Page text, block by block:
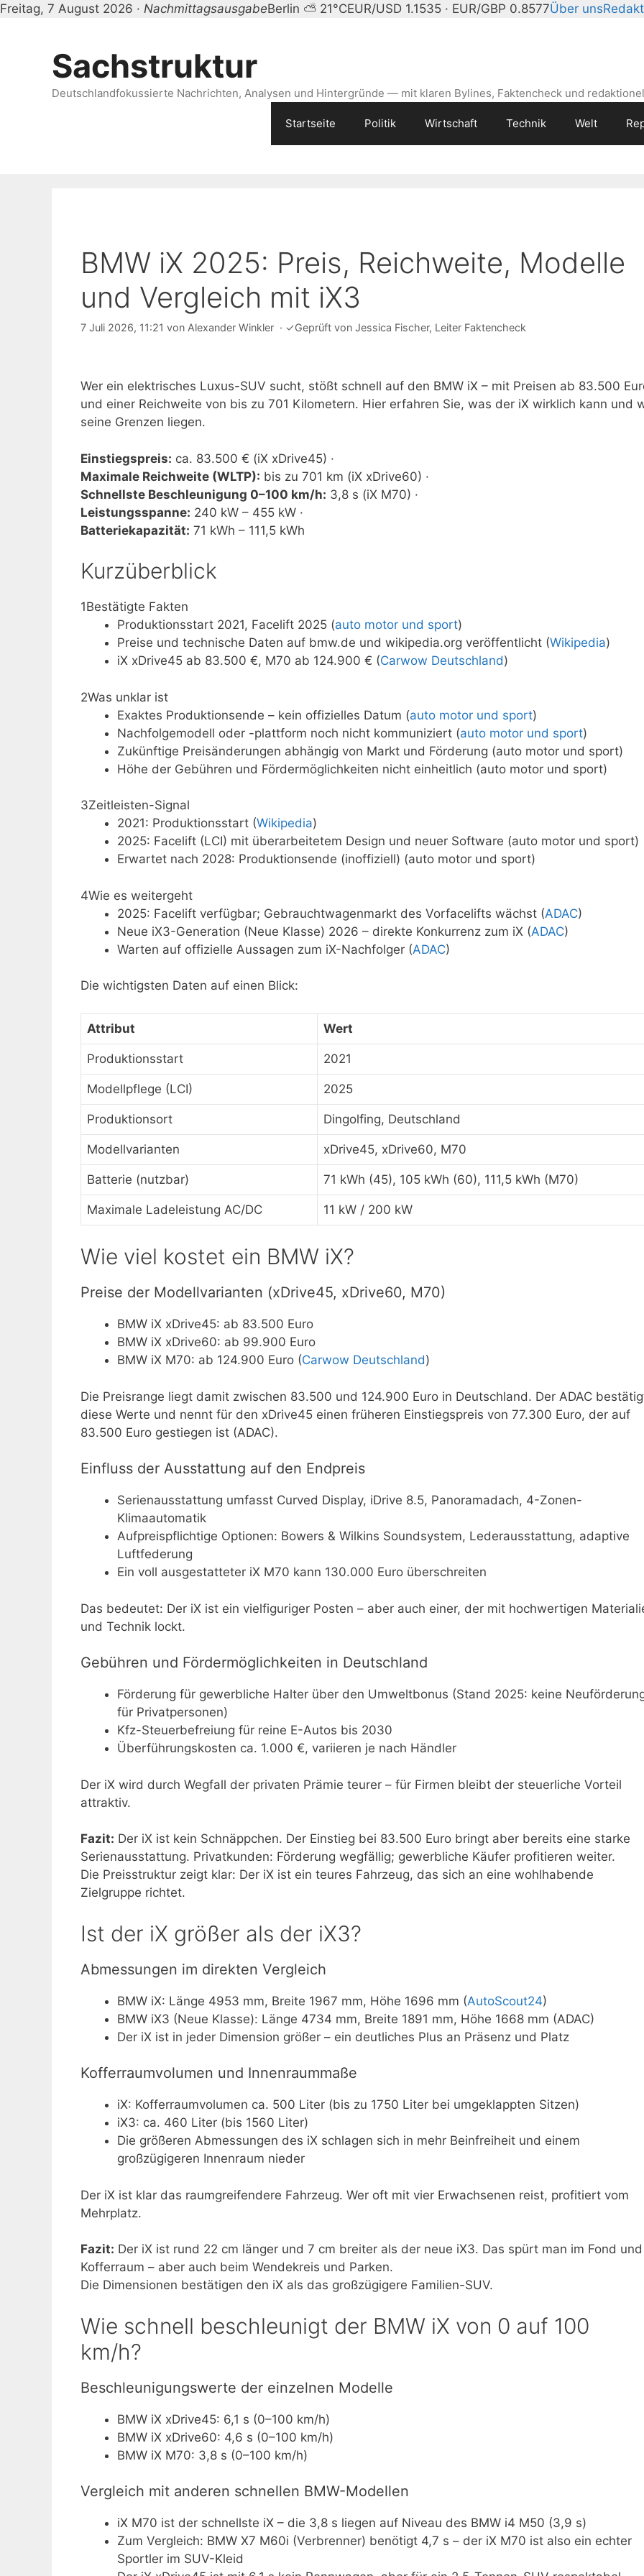
Freitag, 7 August 2026 · NachmittagsausgabeBerlin ⛅ 21°CEUR/USD 1.1535 · EUR/GBP 0.8577Über uns
Sachstruktur
Deutschlandfokussierte Nachrichten, Analysen und Hintergründe — mit klaren Bylines, Faktencheck und
Startseite Politik Wirtschaft Technik Welt
BMW iX 2025: Preis, Reichweite, Modelle
und Vergleich mit iX3
7 Juli 2026, 11:21 von Alexander Winkler · ✓Geprüft von Jessica Fischer, Leiter Faktencheck
Wer ein elektrisches Luxus-SUV sucht, stößt schnell auf den BMW iX – mit Preisen ab 83.500
und einer Reichweite von bis zu 701 Kilometern. Hier erfahren Sie, was der iX wirklich kann und
seine Grenzen liegen.
Einstiegspreis: ca. 83.500 € (iX xDrive45) ·
Maximale Reichweite (WLTP): bis zu 701 km (iX xDrive60) ·
Schnellste Beschleunigung 0–100 km/h: 3,8 s (iX M70) ·
Leistungsspanne: 240 kW – 455 kW ·
Batteriekapazität: 71 kWh – 111,5 kWh
Kurzüberblick
1Bestätigte Fakten
Produktionsstart 2021, Facelift 2025 (auto motor und sport)
Preise und technische Daten auf bmw.de und wikipedia.org veröffentlicht (Wikipedia)
iX xDrive45 ab 83.500 €, M70 ab 124.900 € (Carwow Deutschland)
2Was unklar ist
Exaktes Produktionsende – kein offizielles Datum (auto motor und sport)
Nachfolgemodell oder -plattform noch nicht kommuniziert (auto motor und sport)
Zukünftige Preisänderungen abhängig von Markt und Förderung (auto motor und sport)
Höhe der Gebühren und Fördermöglichkeiten nicht einheitlich (auto motor und sport)
3Zeitleisten-Signal
2021: Produktionsstart (Wikipedia)
2025: Facelift (LCI) mit überarbeitetem Design und neuer Software (auto motor und sport)
Erwartet nach 2028: Produktionsende (inoffiziell) (auto motor und sport)
4Wie es weitergeht
2025: Facelift verfügbar; Gebrauchtwagenmarkt des Vorfacelifts wächst (ADAC)
Neue iX3-Generation (Neue Klasse) 2026 – direkte Konkurrenz zum iX (ADAC)
Warten auf offizielle Aussagen zum iX-Nachfolger (ADAC)
Die wichtigsten Daten auf einen Blick:
Attribut Wert
Produktionsstart 2021
Modellpflege (LCI) 2025
Produktionsort Dingolfing, Deutschland
Modellvarianten xDrive45, xDrive60, M70
Batterie (nutzbar) 71 kWh (45), 105 kWh (60), 111,5 kWh (M70)
Maximale Ladeleistung AC/DC 11 kW / 200 kW
Wie viel kostet ein BMW iX?
Preise der Modellvarianten (xDrive45, xDrive60, M70)
BMW iX xDrive45: ab 83.500 Euro
BMW iX xDrive60: ab 99.900 Euro
BMW iX M70: ab 124.900 Euro (Carwow Deutschland)
Die Preisrange liegt damit zwischen 83.500 und 124.900 Euro in Deutschland. Der ADAC
diese Werte und nennt für den xDrive45 einen früheren Einstiegspreis von 77.300 Euro, der auf
83.500 Euro gestiegen ist (ADAC).
Einfluss der Ausstattung auf den Endpreis
Serienausstattung umfasst Curved Display, iDrive 8.5, Panoramadach, 4-Zonen-
Klimaautomatik
Aufpreispflichtige Optionen: Bowers & Wilkins Soundsystem, Lederausstattung, adaptive
Luftfederung
Ein voll ausgestatteter iX M70 kann 130.000 Euro überschreiten
Das bedeutet: Der iX ist ein vielfiguriger Posten – aber auch einer, der mit hochwertigen
und Technik lockt.
Gebühren und Fördermöglichkeiten in Deutschland
Förderung für gewerbliche Halter über den Umweltbonus (Stand 2025: keine
für Privatpersonen)
Kfz-Steuerbefreiung für reine E-Autos bis 2030
Überführungskosten ca. 1.000 €, variieren je nach Händler
Der iX wird durch Wegfall der privaten Prämie teurer – für Firmen bleibt der steuerliche Vorteil
attraktiv.
Fazit: Der iX ist kein Schnäppchen. Der Einstieg bei 83.500 Euro bringt aber bereits eine starke
Serienausstattung. Privatkunden: Förderung wegfällig; gewerbliche Käufer profitieren weiter.
Die Preisstruktur zeigt klar: Der iX ist ein teures Fahrzeug, das sich an eine wohlhabende
Zielgruppe richtet.
Ist der iX größer als der iX3?
Abmessungen im direkten Vergleich
BMW iX: Länge 4953 mm, Breite 1967 mm, Höhe 1696 mm (AutoScout24)
BMW iX3 (Neue Klasse): Länge 4734 mm, Breite 1891 mm, Höhe 1668 mm (ADAC)
Der iX ist in jeder Dimension größer – ein deutliches Plus an Präsenz und Platz
Kofferraumvolumen und Innenraummaße
iX: Kofferraumvolumen ca. 500 Liter (bis zu 1750 Liter bei umgeklappten Sitzen)
iX3: ca. 460 Liter (bis 1560 Liter)
Die größeren Abmessungen des iX schlagen sich in mehr Beinfreiheit und einem
großzügigeren Innenraum nieder
Der iX ist klar das raumgreifendere Fahrzeug. Wer oft mit vier Erwachsenen reist, profitiert vom
Mehrplatz.
Fazit: Der iX ist rund 22 cm länger und 7 cm breiter als der neue iX3. Das spürt man im Fond und
Kofferraum – aber auch beim Wendekreis und Parken.
Die Dimensionen bestätigen den iX als das großzügigere Familien-SUV.
Wie schnell beschleunigt der BMW iX von 0 auf 100
km/h?
Beschleunigungswerte der einzelnen Modelle
BMW iX xDrive45: 6,1 s (0–100 km/h)
BMW iX xDrive60: 4,6 s (0–100 km/h)
BMW iX M70: 3,8 s (0–100 km/h)
Vergleich mit anderen schnellen BMW-Modellen
iX M70 ist der schnellste iX – die 3,8 s liegen auf Niveau des BMW i4 M50 (3,9 s)
Zum Vergleich: BMW X7 M60i (Verbrenner) benötigt 4,7 s – der iX M70 ist also ein echter
Sportler im SUV-Kleid